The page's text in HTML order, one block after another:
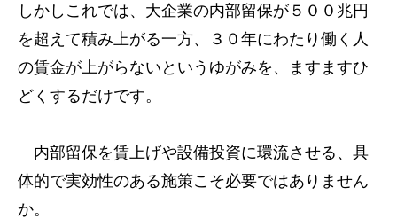
しかしこれでは、大企業の内部留保が５００兆円
を超えて積み上がる一方、３０年にわたり働く人
の賃金が上がらないというゆがみを、ますますひ
どくするだけです。
内部留保を賃上げや設備投資に環流させる、具
体的で実効性のある施策こそ必要ではありません
か。